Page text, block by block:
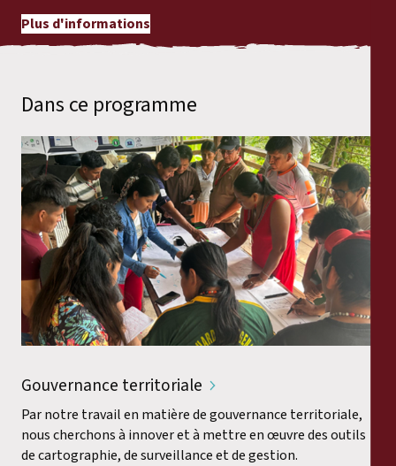
Plus d'informations
Dans ce programme
Gouvernance territoriale
Par notre travail en matière de gouvernance territoriale,
nous cherchons à innover et à mettre en œuvre des outils
de cartographie, de surveillance et de gestion.